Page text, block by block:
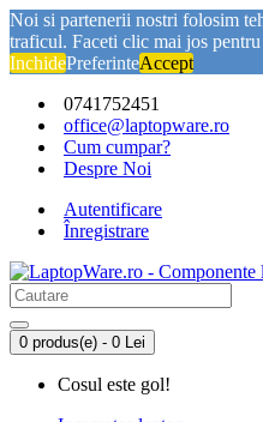
Noi si partenerii nostri folosim
traficul. Faceti clic mai jos
InchidePreferinteAccept
0741752451
office@laptopware.ro
Cum cumpar?
Despre Noi
Autentificare
Înregistrare
0 produs(e) - 0 Lei
Cosul este gol!